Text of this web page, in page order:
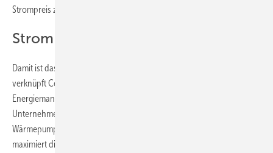
Strompreis zur Verfügung.
Strom nutzen, wenn er preiswert ist
Damit ist das Unternehmen nicht das erste am Markt. Allerdings
verknüpft Coneva den flexiblen Stromtarif mit einem
Energiemanagement. Dadurch kann der Stromkunde als
Unternehmen die Lastflexibilität von Speichern, Ladesäulen und
Wärmepumpen direkt nutzen und optimieren. Auf diese Weise
maximiert die Lösung als Gesamtpaket die Kosteneinsparpotenziale.